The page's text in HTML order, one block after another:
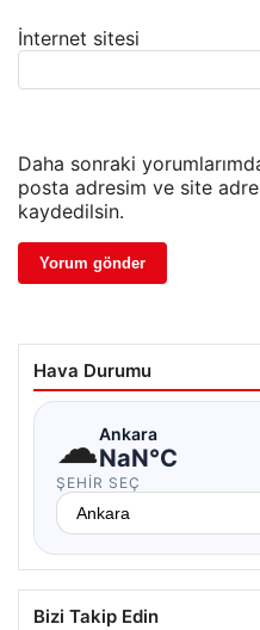
İnternet sitesi
Daha sonraki
posta adresim ve site
kaydedilsin.
Hava Durumu
☁Ankara
NaN°C
ŞEHIR SEÇ
Bizi Takip Edin